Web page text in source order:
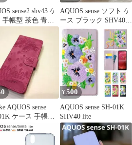
sense2 shv43 ケ
手帳型 茶色 青色
磁石なし SH01L
sense カバー ス
ケース SH01K
SHM05 スマホ
ー ミラー ストラッ
スマホケース 送
AQUOS sense ソフト ケ
ース ブラック SHV40
UQmobile SH-01K SH-
M05 管理38-2
AQUOS sense
ケース 手帳型
ら柄
¥500
AQUOS sense SH-01K
SHV40 lite